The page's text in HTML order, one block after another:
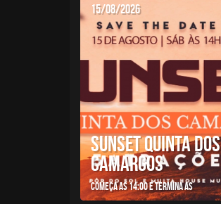
15/08/2026
SUNSET QUINTA DOS
CAMARGOS
Começa as 14:00 e termina as